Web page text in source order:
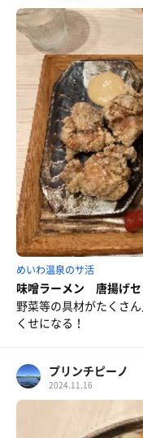
めいわ温泉のサ活
味噌ラーメン 唐揚げセ
野菜等の具材がたくさ
くせになる！
プリンチピーノ
2024.11.16